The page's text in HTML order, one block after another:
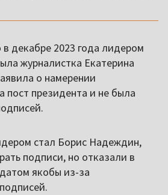
декабре 2023 года лидером
журналистка Екатерина
о намерении
пост президента и не была
стал Борис Надеждин,
подписи, но отказали в
якобы из-за